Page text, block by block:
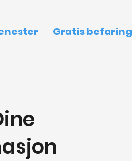
Gratis befaring